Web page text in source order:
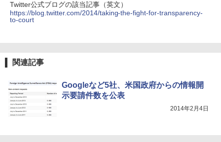
Twitter公式ブログの該当記事（英文）
https://blog.twitter.com/2014/taking-the-fight-for-transparency-
to-court
関連記事
Googleなど5社、米国政府からの情報開
示要請件数を公表
2014年2月4日